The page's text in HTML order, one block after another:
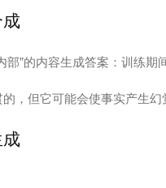
部”的内容生成答案：训练
，但它可能会使事实产生